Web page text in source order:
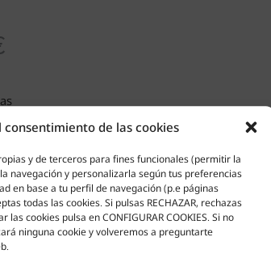
consentimiento de las cookies
y de terceros para fines funcionales (permitir la
navegación y personalizarla según tus preferencias
en base a tu perfil de navegación (p.e páginas
todas las cookies. Si pulsas RECHAZAR, rechazas
cookies pulsa en CONFIGURAR COOKIES. Si no
ninguna cookie y volveremos a preguntarte